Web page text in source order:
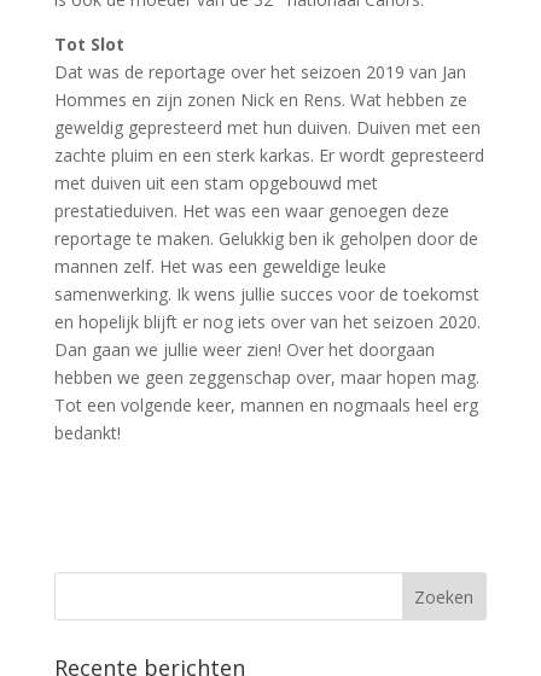
Tot Slot
Dat was de reportage over het seizoen 2019 van Jan
Hommes en zijn zonen Nick en Rens. Wat hebben ze
geweldig gepresteerd met hun duiven. Duiven met een
zachte pluim en een sterk karkas. Er wordt gepresteerd
met duiven uit een stam opgebouwd met
prestatieduiven. Het was een waar genoegen deze
reportage te maken. Gelukkig ben ik geholpen door de
mannen zelf. Het was een geweldige leuke
samenwerking. Ik wens jullie succes voor de toekomst
en hopelijk blijft er nog iets over van het seizoen 2020.
Dan gaan we jullie weer zien! Over het doorgaan
hebben we geen zeggenschap over, maar hopen mag.
Tot een volgende keer, mannen en nogmaals heel erg
bedankt!
Recente berichten